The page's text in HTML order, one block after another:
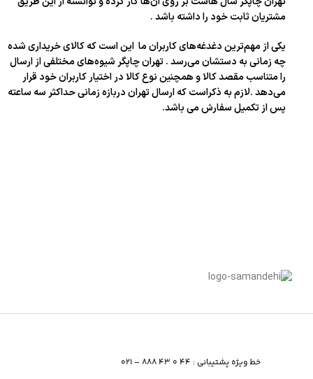
مشتریان ثابت خود را داشته باشد .
یکی از مهم‌ترین دغدغه‌های کاربران ما این است که کالای خریداری شده
چه زمانی به دستشان می‌رسد . تهران چاپگر شیوه‌های مختلفی از ارسال
را متناسب مقصد کالا و همچنین نوع کالا در اختیار کاربران خود قرار
می‌دهد .لازم به ذکراست که ارسال تهران دربازه زمانی حداکثر سه ساعته
پس از تکمیل سفارش می باشد.
خط ویژه پشتیبانی : 44 0 43 888 – 021